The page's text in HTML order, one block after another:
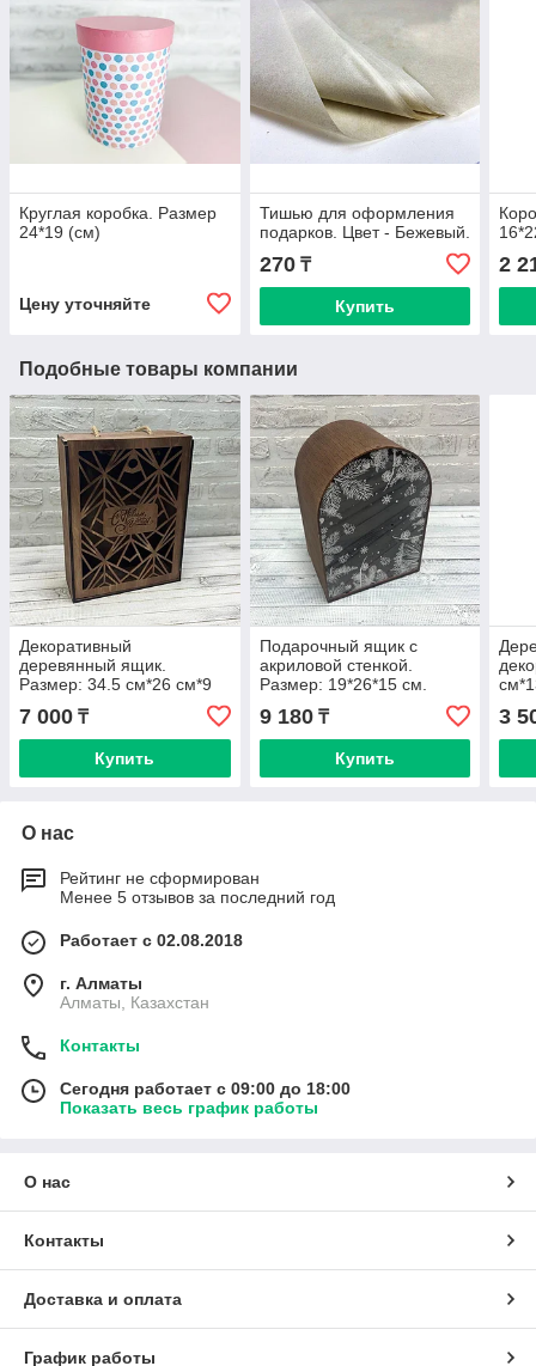
Круглая коробка. Размер
24*19 (см)
Цену уточняйте
Тишью для оформления
подарков. Цвет - Бежевый.
270₸
Купить
2
Подобные товары компании
Декоративный
деревянный ящик.
Размер: 34.5 см*26 см*9
7 000 ₸
Купить
Подарочный ящик с
акриловой стенкой.
Размер: 19*26*15 см.
9 180₸
Купить
3
О нас
Рейтинг не сформирован
Менее 5 отзывов за последний год
Работает с 02.08.2018
г. Алматы
Алматы, Казахстан
Контакты
Сегодня работает с 09:00 до 18:00
Показать весь график работы
О нас
Контакты
Доставка и оплата
График работы